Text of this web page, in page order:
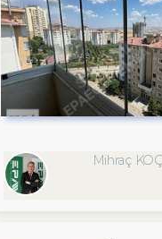
Mihraç KOÇ